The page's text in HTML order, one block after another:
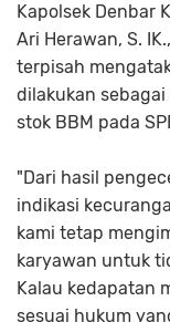
Kapolsek Denbar
Ari Herawan, S.
terpisah
dilakukan
stok BBM pada
"Dari hasil
indikasi
kami tetap
karyawan untuk
Kalau kedapatan
sesuai hukum